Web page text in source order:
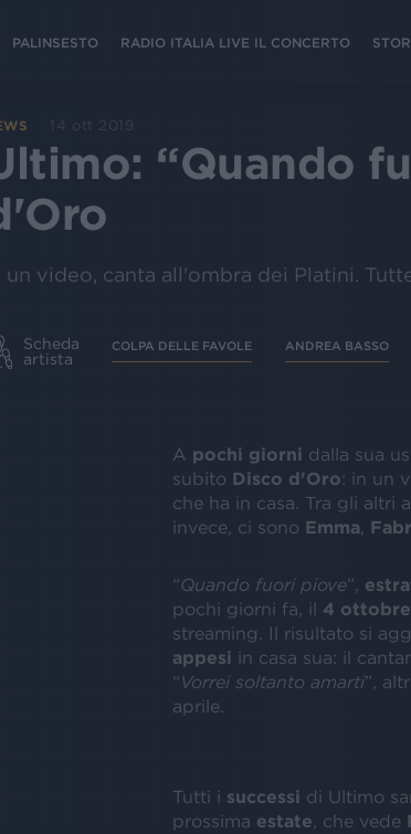
PALINSESTO RADIO ITALIA LIVE IL CONCERTO
14 ott 2019
“Quando
un video, canta all'ombra dei Platini.
Scheda
artista
COLPA DELLE FAVOLE ANDREA BASSO
A pochi giorni dalla sua
subito Disco d'Oro: in un
che ha in casa. Tra gli altri
invece, ci sono Emma
“Quando fuori piove”,
pochi giorni fa, il 4 ottobre
streaming. Il risultato si
appesi in casa sua: il
“Vorrei soltanto amarti”,
aprile.
Tutti i successi di Ultimo
prossima estate , che vede